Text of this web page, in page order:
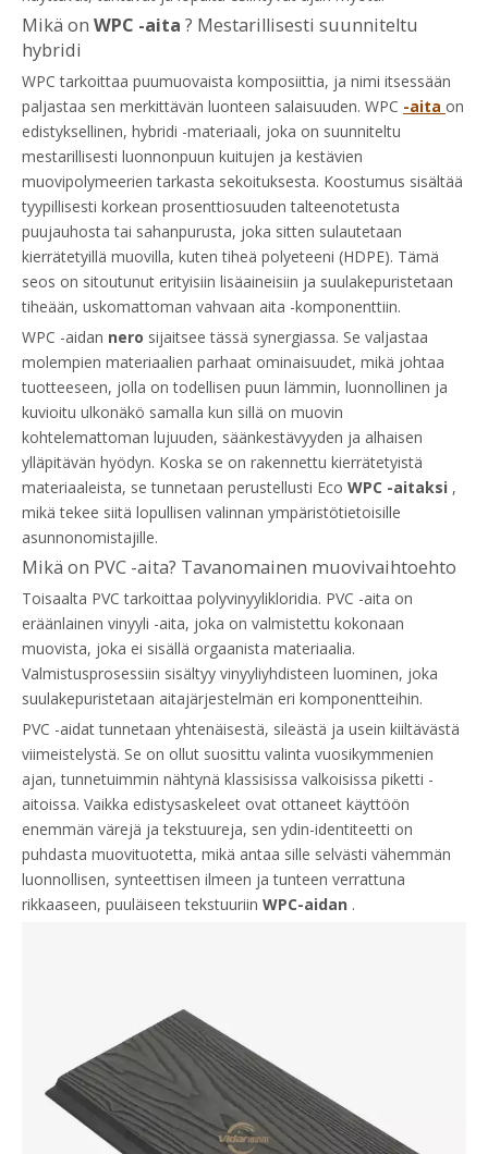
Mikä on WPC -aita ? Mestarillisesti suunniteltu
hybridi
WPC tarkoittaa puumuovaista komposiittia, ja nimi itsessään
paljastaa sen merkittävän luonteen salaisuuden. WPC -aita on
edistyksellinen, hybridi -materiaali, joka on suunniteltu
mestarillisesti luonnonpuun kuitujen ja kestävien
muovipolymeerien tarkasta sekoituksesta. Koostumus sisältää
tyypillisesti korkean prosenttiosuuden talteenotetusta
puujauhosta tai sahanpurusta, joka sitten sulautetaan
kierrätetyillä muovilla, kuten tiheä polyeteeni (HDPE). Tämä
seos on sitoutunut erityisiin lisäaineisiin ja suulakepuristetaan
tiheään, uskomattoman vahvaan aita -komponenttiin.
WPC -aidan nero sijaitsee tässä synergiassa. Se valjastaa
molempien materiaalien parhaat ominaisuudet, mikä johtaa
tuotteeseen, jolla on todellisen puun lämmin, luonnollinen ja
kuvioitu ulkonäkö samalla kun sillä on muovin
kohtelemattoman lujuuden, säänkestävyyden ja alhaisen
ylläpitävän hyödyn. Koska se on rakennettu kierrätetyistä
materiaaleista, se tunnetaan perustellusti Eco WPC -aitaksi ,
mikä tekee siitä lopullisen valinnan ympäristötietoisille
asunnonomistajille.
Mikä on PVC -aita? Tavanomainen muovivaihtoehto
Toisaalta PVC tarkoittaa polyvinyylikloridia. PVC -aita on
eräänlainen vinyyli -aita, joka on valmistettu kokonaan
muovista, joka ei sisällä orgaanista materiaalia.
Valmistusprosessiin sisältyy vinyyliyhdisteen luominen, joka
suulakepuristetaan aitajärjestelmän eri komponentteihin.
PVC -aidat tunnetaan yhtenäisestä, sileästä ja usein kiiltävästä
viimeistelystä. Se on ollut suosittu valinta vuosikymmenien
ajan, tunnetuimmin nähtynä klassisissa valkoisissa piketti -
aitoissa. Vaikka edistysaskeleet ovat ottaneet käyttöön
enemmän värejä ja tekstuureja, sen ydin-identiteetti on
puhdasta muovituotetta, mikä antaa sille selvästi vähemmän
luonnollisen, synteettisen ilmeen ja tunteen verrattuna
rikkaaseen, puuläiseen tekstuuriin WPC-aidan .